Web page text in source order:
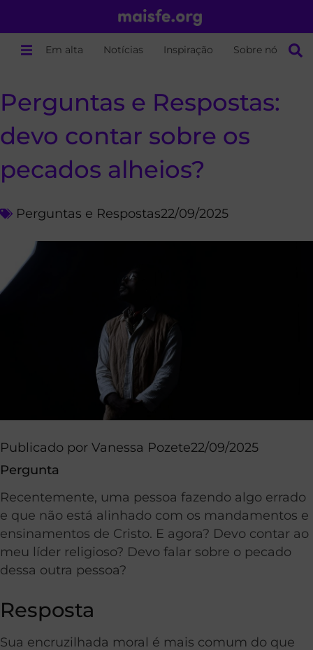
Em alta Notícias Inspiração Sobre nós
Perguntas e Respostas:
devo contar sobre os
pecados alheios?
Perguntas e Respostas22/09/2025
Publicado por Vanessa Pozete22/09/2025
Pergunta
Recentemente, uma pessoa fazendo algo errado
e que não está alinhado com os mandamentos e
ensinamentos de Cristo. E agora? Devo contar ao
meu líder religioso? Devo falar sobre o pecado
dessa outra pessoa?
Resposta
Sua encruzilhada moral é mais comum do que